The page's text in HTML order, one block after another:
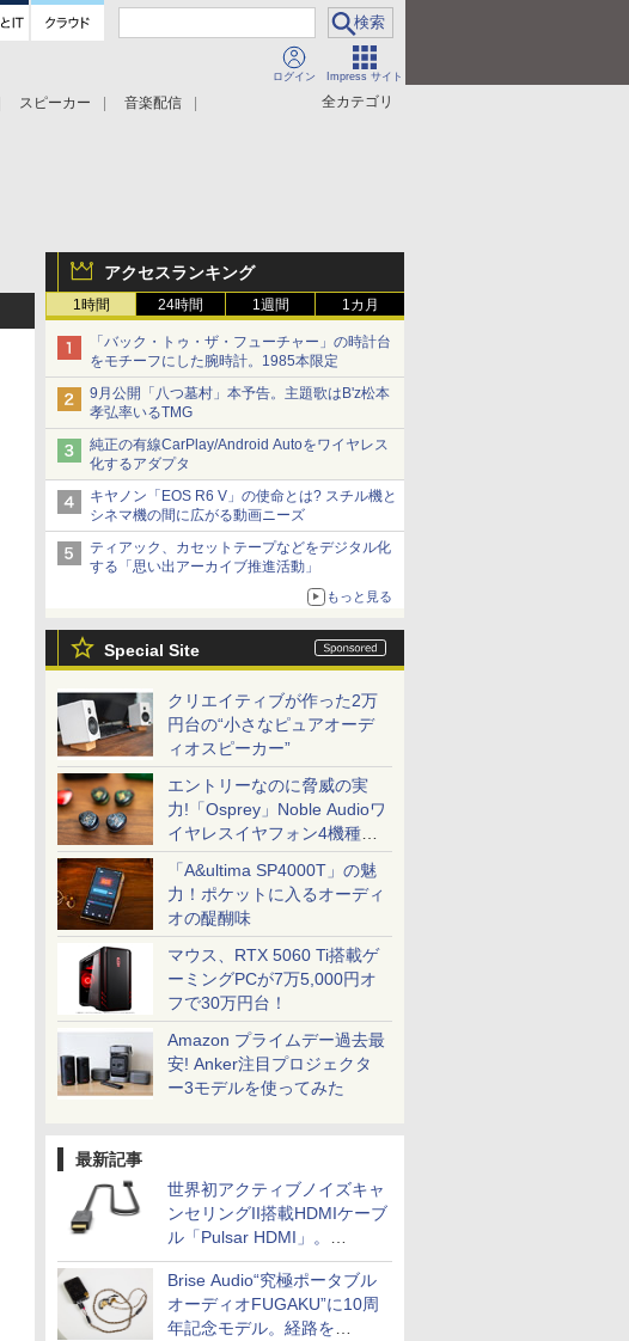
ログイン Impress サイト
全カテゴリ
スピーカー
音楽配信
アクセスランキング
1時間 24時間 1週間 1カ月
「バック・トゥ・ザ・フューチャー」の時計台
をモチーフにした腕時計。1985本限定
9月公開「八つ墓村」本予告。主題歌はB'z松本
孝弘率いるTMG
純正の有線CarPlay/Android Autoをワイヤレス
化するアダプタ
キヤノン「EOS R6 V」の使命とは? スチル機と
シネマ機の間に広がる動画ニーズ
ティアック、カセットテープなどをデジタル化
する「思い出アーカイブ推進活動」
もっと見る
Special Site
クリエイティブが作った2万
円台の“小さなピュアオーデ
ィオスピーカー”
エントリーなのに脅威の実
力!「Osprey」Noble Audioワ
イヤレスイヤフォン4機種を
一気に聴く
「A&ultima SP4000T」の魅
力！ポケットに入るオーディ
オの醍醐味
マウス、RTX 5060 Ti搭載ゲ
ーミングPCが7万5,000円オ
フで30万円台！
Amazon プライムデー過去最
安! Anker注目プロジェクタ
ー3モデルを使ってみた
最新記事
世界初アクティブノイズキャ
ンセリングII搭載HDMIケーブ
ル「Pulsar HDMI」。
SilentPowerから
Brise Audio“究極ポータブル
オーディオFUGAKU”に10周
年記念モデル。経路を